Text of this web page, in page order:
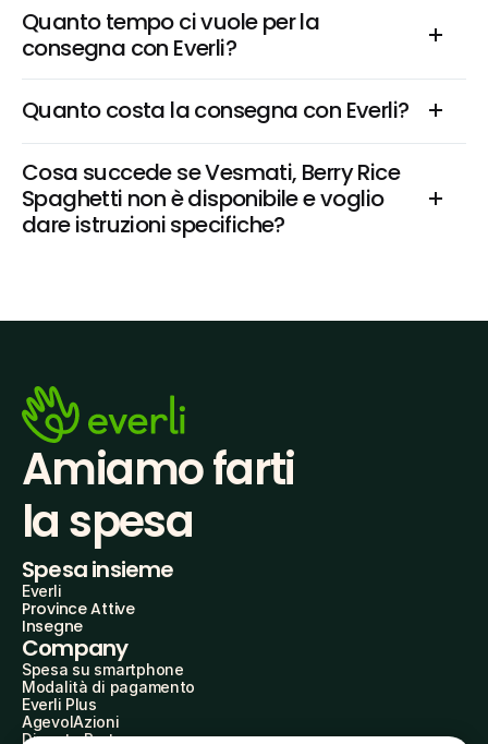
Quanto tempo ci vuole per la
consegna con Everli?
Quanto costa la consegna con Everli?
Cosa succede se Vesmati, Berry Rice
Spaghetti non è disponibile e voglio
dare istruzioni specifiche?
Amiamo farti
la spesa
Spesa insieme
Everli
Province Attive
Insegne
Company
Spesa su smartphone
Modalità di pagamento
Everli Plus
AgevolAzioni
Diventa Partner